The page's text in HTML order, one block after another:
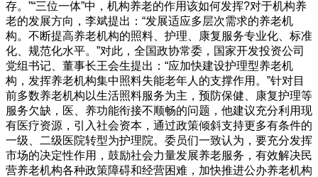
存。”“三位一体”中，机构养老的作用该如何发挥?对于机构养
老的发展方向，李斌提出：“发展适应多层次需求的养老机
构。不断提高养老机构的照料、护理、康复服务专业化、标准
化、规范化水平。”对此，全国政协常委，国家开发投资公司
党组书记、董事长王会生提出：“应加快建设护理型养老机
构，发挥养老机构集中照料失能老年人的支撑作用。”针对目
前多数养老机构以生活照料服务为主，预防保健、康复护理等
服务欠缺，医、养功能衔接不顺畅的问题，他建议充分利用现
有医疗资源，引入社会资本，通过政策倾斜支持更多有条件的
一级、二级医院转型为护理院。委员们一致认为，要充分发挥
市场的决定性作用，鼓励社会力量发展养老服务，有效解决民
营养老机构各种政策障碍和经营困难，加快推进公办养老机构